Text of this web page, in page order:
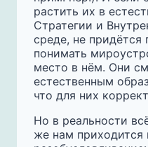
растить их в
Стратегии и
среде, не придётся
понимать
место в нём. Они
естественным
что для них
Но в реальности
же нам